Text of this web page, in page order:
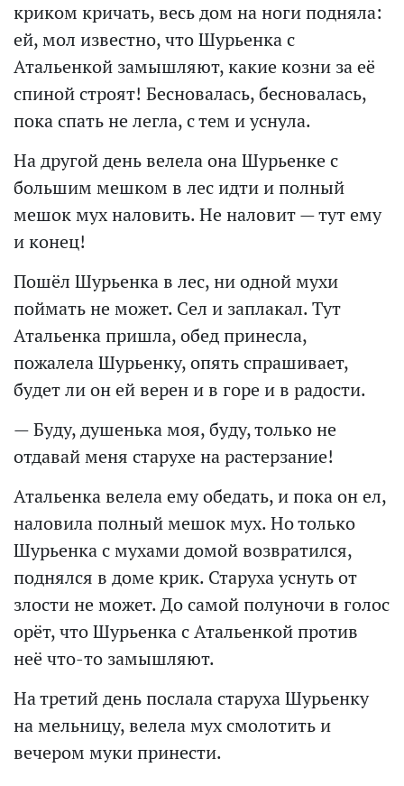
криком кричать, весь дом на ноги подняла:
ей, мол известно, что Шурьенка с
Атальенкой замышляют, какие козни за её
спиной строят! Бесновалась, бесновалась,
пока спать не легла, с тем и уснула.
На другой день велела она Шурьенке с
большим мешком в лес идти и полный
мешок мух наловить. Не наловит — тут ему
и конец!
Пошёл Шурьенка в лес, ни одной мухи
поймать не может. Сел и заплакал. Тут
Атальенка пришла, обед принесла,
пожалела Шурьенку, опять спрашивает,
будет ли он ей верен и в горе и в радости.
— Буду, душенька моя, буду, только не
отдавай меня старухе на растерзание!
Атальенка велела ему обедать, и пока он ел,
наловила полный мешок мух. Но только
Шурьенка с мухами домой возвратился,
поднялся в доме крик. Старуха уснуть от
злости не может. До самой полуночи в голос
орёт, что Шурьенка с Атальенкой против
неё что-то замышляют.
На третий день послала старуха Шурьенку
на мельницу, велела мух смолотить и
вечером муки принести.